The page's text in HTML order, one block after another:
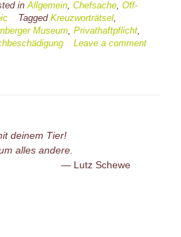
Ist
das
Kunst
inAllgemein, Chefsache, Off-
Tagged Kreuzworträtsel,
Museum, Privathaftpflicht,
Leave a comment
deinem Tier!
alles andere.
Lutz Schewe